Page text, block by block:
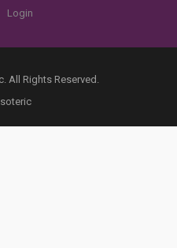
Login
All Rights Reserved.